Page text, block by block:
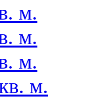
м.
м.
м.
м.